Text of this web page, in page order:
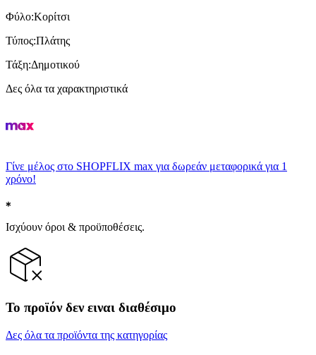
Φύλο:Κορίτσι
Τύπος:Πλάτης
Τάξη:Δημοτικού
Δες όλα τα χαρακτηριστικά
Γίνε μέλος στο SHOPFLIX max για δωρεάν μεταφορικά για 1
χρόνο!
Ισχύουν όροι & προϋποθέσεις.
Το προϊόν δεν ειναι διαθέσιμο
Δες όλα τα προϊόντα της κατηγορίας